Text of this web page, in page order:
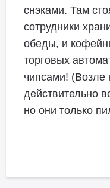
снэками. Там
сотрудники
обеды, и
торговых
чипсами! (Возле
действительно
но они только